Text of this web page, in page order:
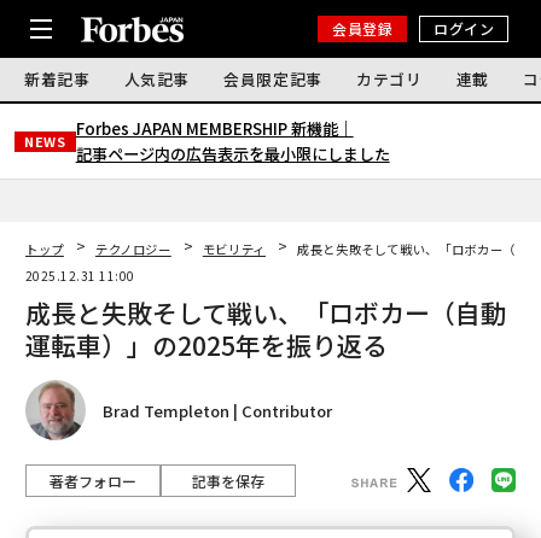
会員登録 ログイン
新着記事 人気記事 会員限定記事 カテゴリ 連載
NEWS
Forbes JAPAN MEMBERSHIP 新機能｜
記事ページ内の広告表示を最小限にしました
トップ テクノロジー モビリティ
成長と失敗そして戦い、「ロボカー（自
2025.12.31 11:00
成長と失敗そして戦い、「ロボカー（自動
運転車）」の2025年を振り返る
Brad Templeton | Contributor
著者フォロー 記事を保存